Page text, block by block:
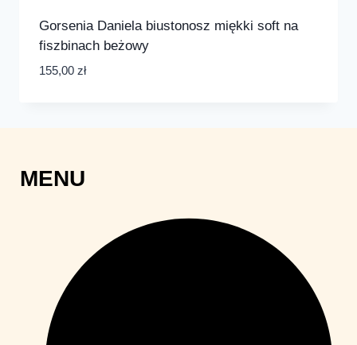
Gorsenia Daniela biustonosz miękki soft na
fiszbinach beżowy
155,00 zł
MENU